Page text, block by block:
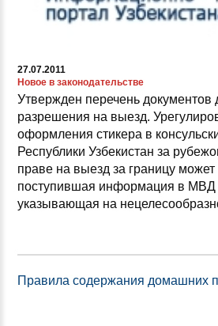
27.07.2011
Новое в законодательстве
Утвержден перечень документов
разрешения на выезд.
оформления стикера в
Республики Узбекистан за
праве на выезд за границу
поступившая информация в
указывающая на
Правила содержания домашних